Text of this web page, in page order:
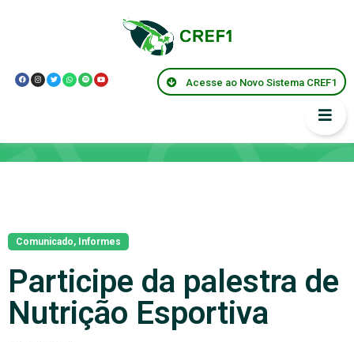
Acesse ao Novo Sistema CREF1
Comunicado, Informes
Participe da palestra de
Nutrição Esportiva